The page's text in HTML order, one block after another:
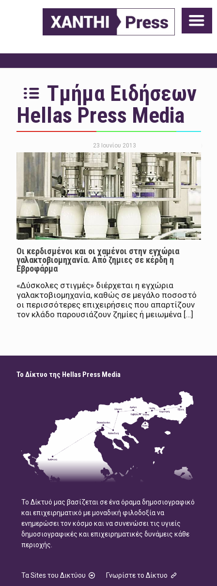
Τμήμα Ειδήσεων
Hellas Press Media
23 Ιουνίου 2013
Οι κερδισμένοι και οι χαμένοι στην εγχώρια
γαλακτοβιομηχανία. Από ζημιες σε κέρδη η
Εβροφάρμα
«Δύσκολες στιγμές» διέρχεται η εγχώρια
γαλακτοβιομηχανία, καθώς σε μεγάλο ποσοστό
οι περισσότερες επιχειρήσεις που απαρτίζουν
τον κλάδο παρουσιάζουν ζημίες ή μειωμένα […]
Το Δίκτυο της Hellas Press Media
Το Δίκτυό μας βασίζεται σε ένα όραμα δημοσιογραφικό
και επιχειρηματικό με μοναδική φιλοδοξία να
ενημερώσει τον κόσμο και να συνενώσει τις υγιείς
δημοσιογραφικές και επιχειρηματικές δυνάμεις κάθε
περιοχής.
Τα Sites του Δικτύου Γνωρίστε το Δίκτυο